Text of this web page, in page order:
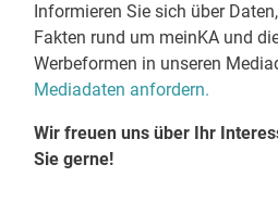
Informieren Sie sich über
Fakten rund um meinKA und
Werbeformen in unseren
Mediadaten anfordern.
Wir freuen uns über Ihr
Sie gerne!